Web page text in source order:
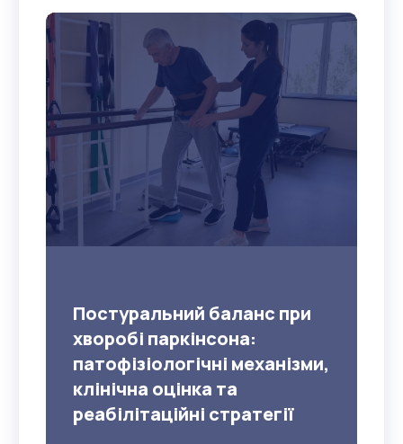
Постуральний баланс при
хворобі паркінсона:
патофізіологічні механізми,
клінічна оцінка та
реабілітаційні стратегії